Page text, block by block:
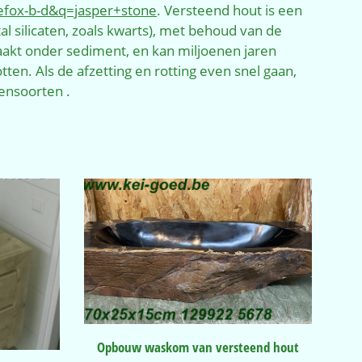
b-d&q=jasper+stone. Versteend hout is een
silicaten, zoals kwarts), met behoud van de
onder sediment, en kan miljoenen jaren
Als de afzetting en rotting even snel gaan,
.
Opbouw waskom van versteend hout